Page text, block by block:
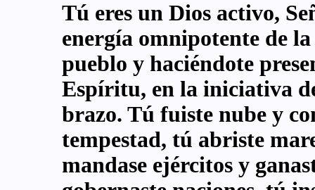
Tú eres un Dios activo,
energía omnipotente de
pueblo y haciéndote
Espíritu, en la iniciativa
brazo. Tú fuiste nube y
tempestad, tú abriste
mandase ejércitos y